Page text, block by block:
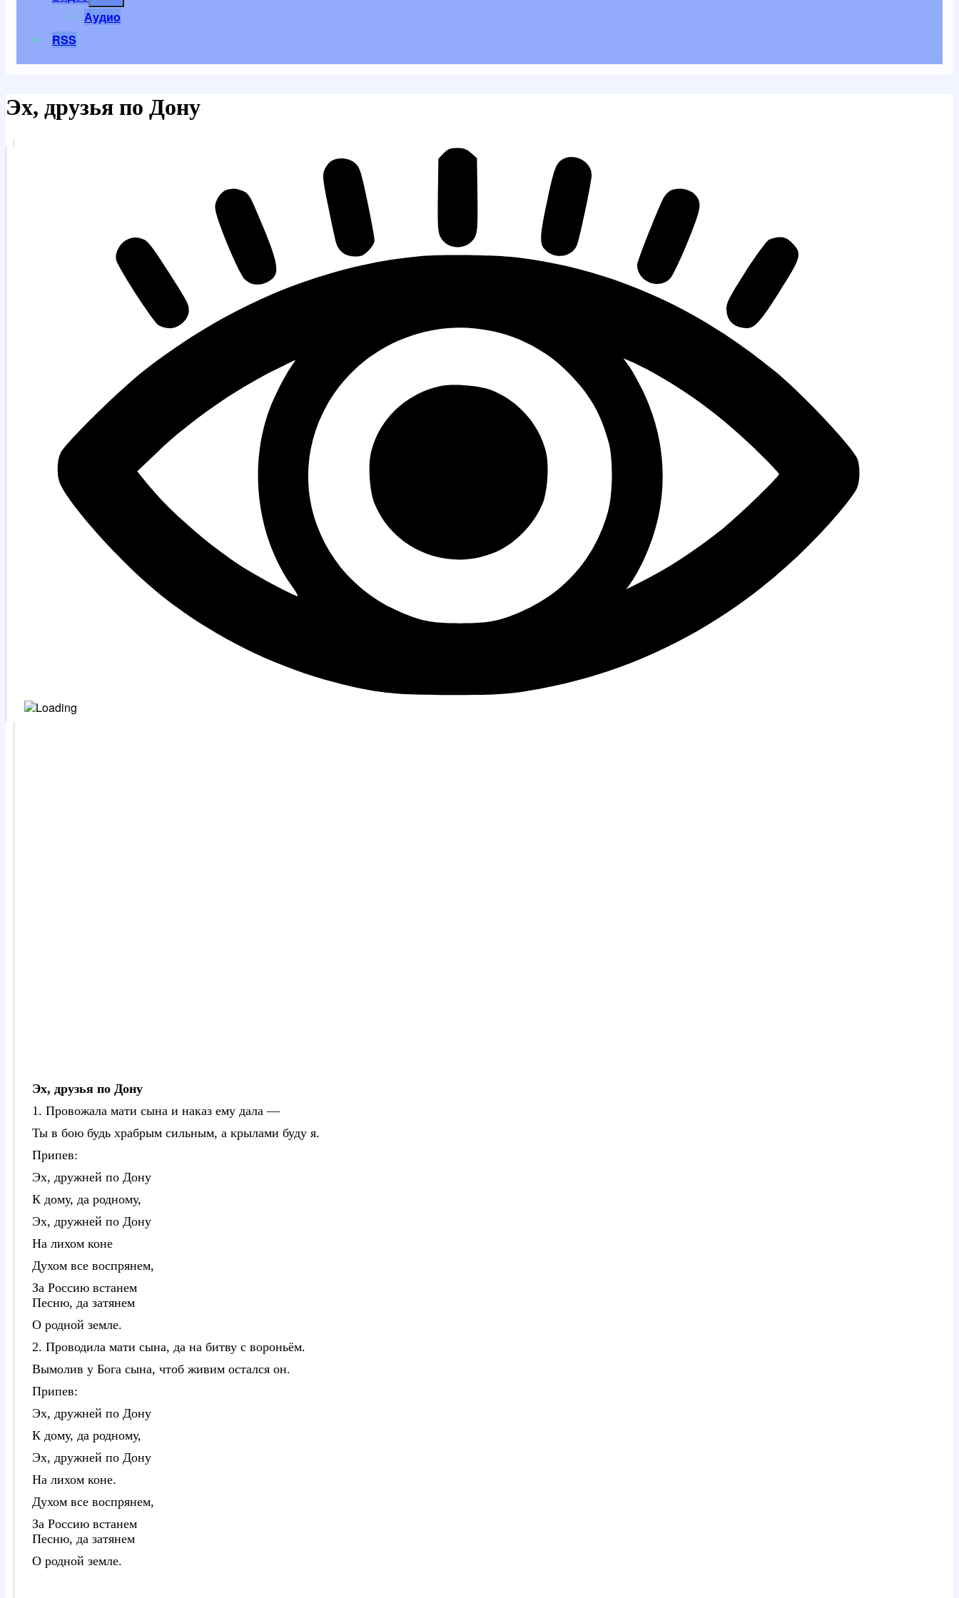
Аудио
RSS
Эх, друзья по Дону
Эх, друзья по Дону
1. Провожала мати сына и наказ ему дала —
Ты в бою будь храбрым сильным, а крылами буду я.
Припев:
Эх, дружней по Дону
К дому, да родному,
Эх, дружней по Дону
На лихом коне
Духом все воспрянем,
За Россию встанем
Песню, да затянем
О родной земле.
2. Проводила мати сына, да на битву с вороньём.
Вымолив у Бога сына, чтоб живим остался он.
Припев:
Эх, дружней по Дону
К дому, да родному,
Эх, дружней по Дону
На лихом коне.
Духом все воспрянем,
За Россию встанем
Песню, да затянем
О родной земле.